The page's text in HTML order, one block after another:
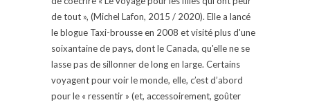
de tout », (Michel Lafon, 2015 / 2020). Elle a lancé
le blogue Taxi-brousse en 2008 et visité plus d'une
soixantaine de pays, dont le Canada, qu'elle ne se
lasse pas de sillonner de long en large. Certains
voyagent pour voir le monde, elle, c’est d’abord
pour le « ressentir » (et, accessoirement, goûter